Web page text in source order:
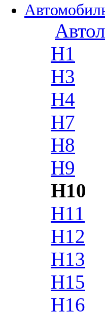
H1
H3
H4
H7
H8
H9
H10
H11
H12
H13
H15
H16